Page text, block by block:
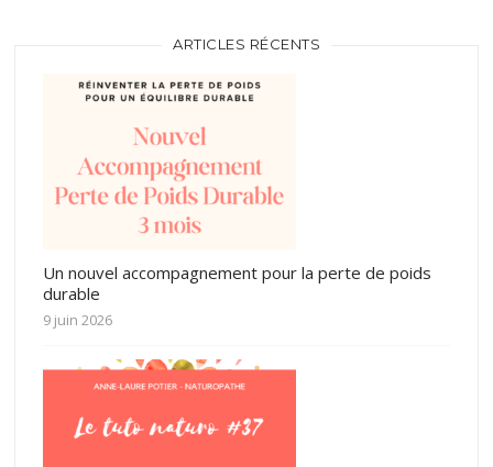
ARTICLES RÉCENTS
Un nouvel accompagnement pour la perte de poids
durable
9 juin 2026